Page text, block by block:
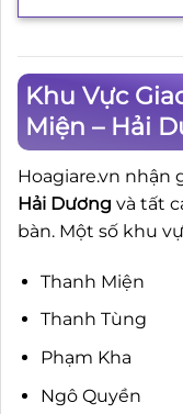
Khu Vực
Miện – Hải
Hoagiare.vn nhận
Hải Dương và tất
bàn. Một số khu
Thanh Miện
Thanh Tùng
Phạm Kha
Ngô Quyền